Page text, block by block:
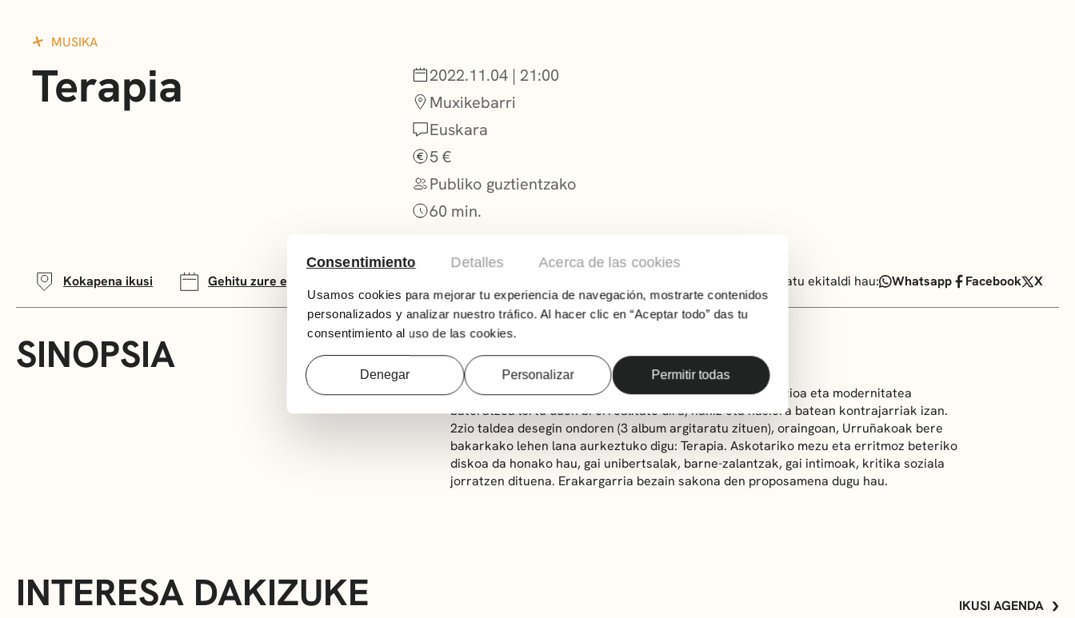
Consentimiento Detalles Acerca de las cookies
Usamos cookies para mejorar tu experiencia de navegación, mostrarte contenidos
personalizados y analizar nuestro tráfico. Al hacer clic en “Aceptar todo” das tu
consentimiento al uso de las cookies.
Denegar Personalizar Permitir todas
MUSIKA
Terapia
2022.11.04 | 21:00
Muxikebarri
Euskara
5 €
Publiko guztientzako
60 min.
Kokapena ikusi Gehitu zure egutegira Partekatu ekitaldi hau: Whatsapp Facebook X
SINOPSIA
Odei Barroso bertsolari eta trap eta drill abeslariak tradizioa eta modernitatea
bateratzea lortu duen bi errealitate dira, nahiz eta hasiera batean kontrajarriak izan.
2zio taldea desegin ondoren (3 album argitaratu zituen), oraingoan, Urruñakoak bere
bakarkako lehen lana aurkeztuko digu: Terapia. Askotariko mezu eta erritmoz beteriko
diskoa da honako hau, gai unibertsalak, barne-zalantzak, gai intimoak, kritika soziala
jorratzen dituena. Erakargarria bezain sakona den proposamena dugu hau.
INTERESA DAKIZUKE IKUSI AGENDA